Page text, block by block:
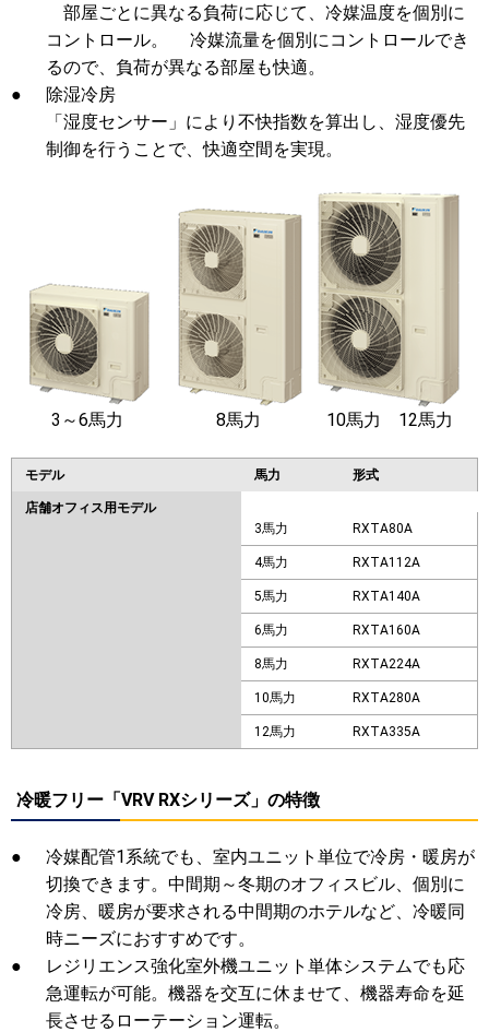
部屋ごとに異なる負荷に応じて、冷媒温度を個別に
コントロール。 冷媒流量を個別にコントロールでき
るので、負荷が異なる部屋も快適。
●
除湿冷房
「湿度センサー」により不快指数を算出し、湿度優先
制御を行うことで、快適空間を実現。
3～6馬力 8馬力 10馬力 12馬力
モデル 馬力 形式
店舗オフィス用モデル
3馬力
RXTA80A
4馬力 RXTA112A
5馬力 RXTA140A
6馬力 RXTA160A
8馬力 RXTA224A
10馬力 RXTA280A
12馬力 RXTA335A
冷暖フリー「VRV RXシリーズ」の特徴
●
冷媒配管1系統でも、室内ユニット単位で冷房・暖房が
切換できます。中間期～冬期のオフィスビル、個別に
冷房、暖房が要求される中間期のホテルなど、冷暖同
時ニーズにおすすめです。
●
レジリエンス強化室外機ユニット単体システムでも応
急運転が可能。機器を交互に休ませて、機器寿命を延
長させるローテーション運転。